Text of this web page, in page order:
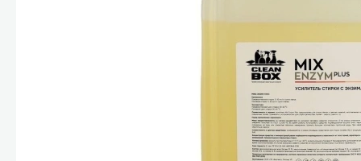
Средства
Средства
Средства